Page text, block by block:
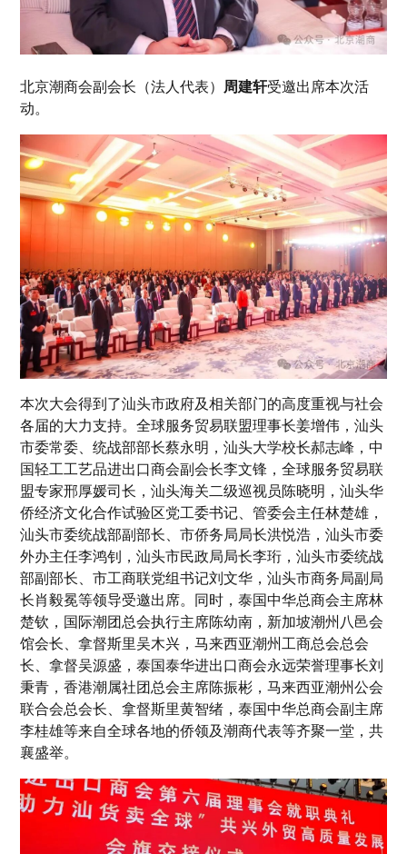
北京潮商会副会长（法人代表） 周建轩受邀出席本次活
动。
本次大会得到了汕头市政府及相关部门的高度重视与社会
各届的大力支持。全球服务贸易联盟理事长姜增伟，汕头
市委常委、统战部部长蔡永明，汕头大学校长郝志峰，中
国轻工工艺品进出口商会副会长李文锋，全球服务贸易联
盟专家邢厚媛司长，汕头海关二级巡视员陈晓明，汕头华
侨经济文化合作试验区党工委书记、管委会主任林楚雄，
汕头市委统战部副部长、市侨务局局长洪悦浩，汕头市委
外办主任李鸿钊，汕头市民政局局长李珩，汕头市委统战
部副部长、市工商联党组书记刘文华，汕头市商务局副局
长肖毅冕等领导受邀出席。同时，泰国中华总商会主席林
楚钦，国际潮团总会执行主席陈幼南，新加坡潮州八邑会
馆会长、拿督斯里吴木兴，马来西亚潮州工商总会总会
长、拿督吴源盛，泰国泰华进出口商会永远荣誉理事长刘
秉青，香港潮属社团总会主席陈振彬，马来西亚潮州公会
联合会总会长、拿督斯里黄智绪，泰国中华总商会副主席
李桂雄等来自全球各地的侨领及潮商代表等齐聚一堂，共
襄盛举。